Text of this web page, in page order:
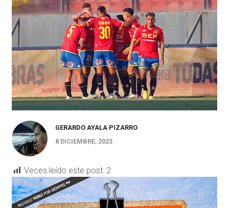
GERARDO AYALA PIZARRO
8 DICIEMBRE, 2023
Veces leído este post: 2